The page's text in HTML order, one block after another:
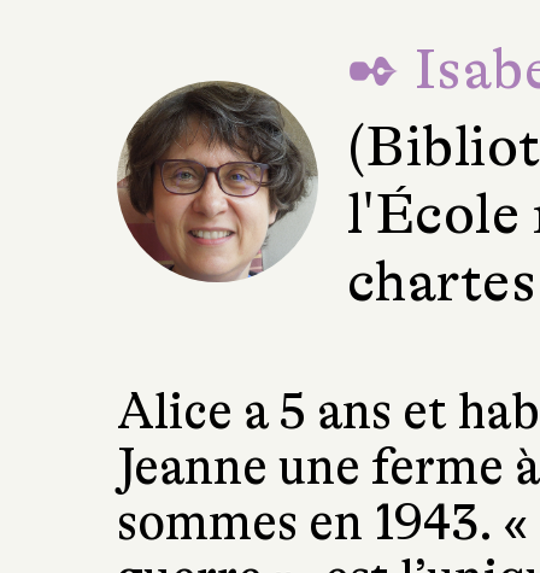
✒
l'École
Alice a 5 ans et
Jeanne une ferme
sommes en 1943. «